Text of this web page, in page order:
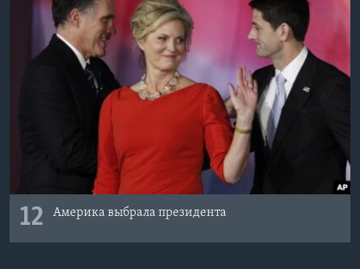
12 Америка выбрала президента